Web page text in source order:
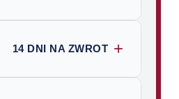
14 DNI NA ZWROT +